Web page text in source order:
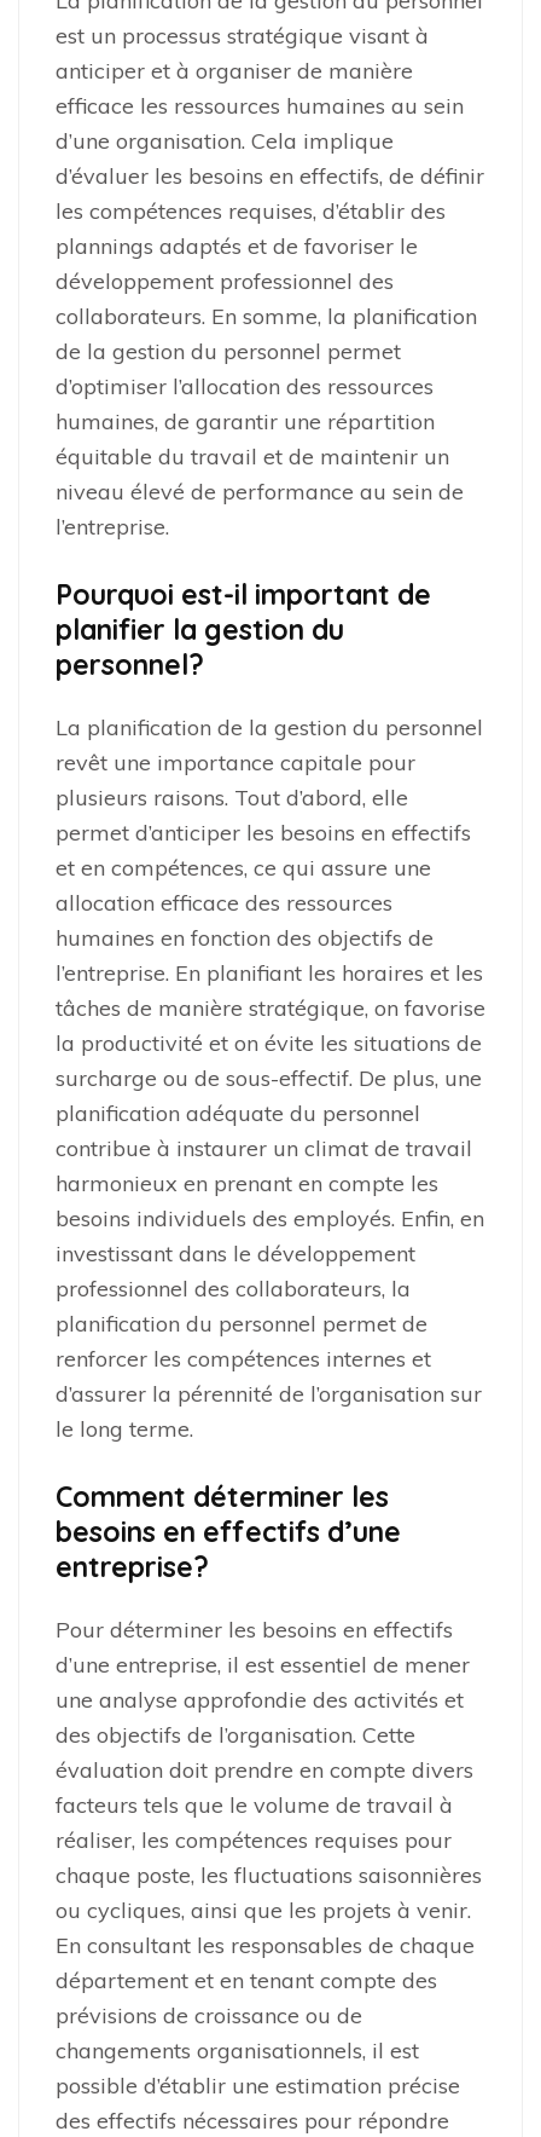
est un processus stratégique visant à
anticiper et à organiser de manière
efficace les ressources humaines au sein
d’une organisation. Cela implique
d’évaluer les besoins en effectifs, de définir
les compétences requises, d’établir des
plannings adaptés et de favoriser le
développement professionnel des
collaborateurs. En somme, la planification
de la gestion du personnel permet
d’optimiser l’allocation des ressources
humaines, de garantir une répartition
équitable du travail et de maintenir un
niveau élevé de performance au sein de
l’entreprise.
Pourquoi est-il important de
planifier la gestion du
personnel?
La planification de la gestion du personnel
revêt une importance capitale pour
plusieurs raisons. Tout d’abord, elle
permet d’anticiper les besoins en effectifs
et en compétences, ce qui assure une
allocation efficace des ressources
humaines en fonction des objectifs de
l’entreprise. En planifiant les horaires et les
tâches de manière stratégique, on favorise
la productivité et on évite les situations de
surcharge ou de sous-effectif. De plus, une
planification adéquate du personnel
contribue à instaurer un climat de travail
harmonieux en prenant en compte les
besoins individuels des employés. Enfin, en
investissant dans le développement
professionnel des collaborateurs, la
planification du personnel permet de
renforcer les compétences internes et
d’assurer la pérennité de l’organisation sur
le long terme.
Comment déterminer les
besoins en effectifs d’une
entreprise?
Pour déterminer les besoins en effectifs
d’une entreprise, il est essentiel de mener
une analyse approfondie des activités et
des objectifs de l’organisation. Cette
évaluation doit prendre en compte divers
facteurs tels que le volume de travail à
réaliser, les compétences requises pour
chaque poste, les fluctuations saisonnières
ou cycliques, ainsi que les projets à venir.
En consultant les responsables de chaque
département et en tenant compte des
prévisions de croissance ou de
changements organisationnels, il est
possible d’établir une estimation précise
des effectifs nécessaires pour répondre